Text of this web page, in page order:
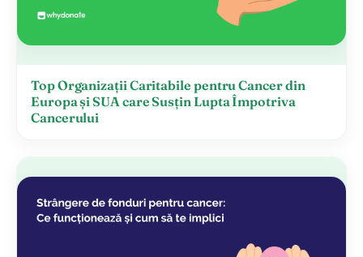
Top Organizații Caritabile pentru Cancer din
Europa și SUA care Susțin Lupta Împotriva
Cancerului